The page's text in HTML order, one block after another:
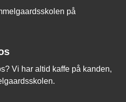
på
Vi har altid kaffe på kanden,